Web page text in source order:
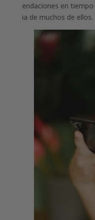
endaciones en
ia de muchos de ellos.